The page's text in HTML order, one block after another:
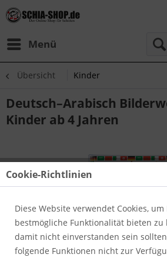
Menü
Übersicht Kinder
Deutsch–Arabisch
Kinder ab 4 Jahren
Cookie-Richtlinien
Diese Website verwendet Cookies,
bestmögliche Funktionalität bieten zu
damit nicht einverstanden sein
folgende Funktionen nicht zur